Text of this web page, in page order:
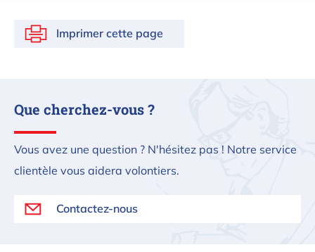
Imprimer cette page
Que cherchez-vous ?
Vous avez une question ? N'hésitez pas ! Notre service
clientèle vous aidera volontiers.
Contactez-nous